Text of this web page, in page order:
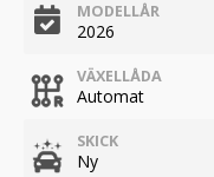
MODELLÅR
2026
VÄXELLÅDA
Automat
SKICK
Ny